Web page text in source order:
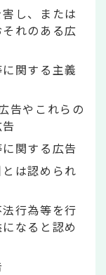
し、または
れのある広
関する主義
告やこれらの
関する広告
は認められ
行為等を行
なると認め